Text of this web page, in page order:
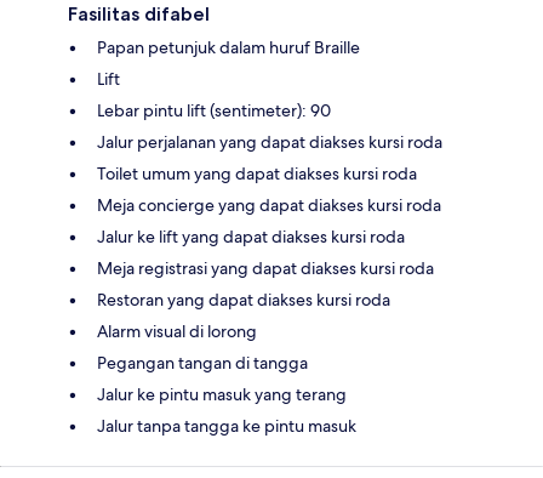
Fasilitas difabel
Papan petunjuk dalam huruf Braille
Lift
Lebar pintu lift (sentimeter): 90
Jalur perjalanan yang dapat diakses kursi roda
Toilet umum yang dapat diakses kursi roda
Meja concierge yang dapat diakses kursi roda
Jalur ke lift yang dapat diakses kursi roda
Meja registrasi yang dapat diakses kursi roda
Restoran yang dapat diakses kursi roda
Alarm visual di lorong
Pegangan tangan di tangga
Jalur ke pintu masuk yang terang
Jalur tanpa tangga ke pintu masuk